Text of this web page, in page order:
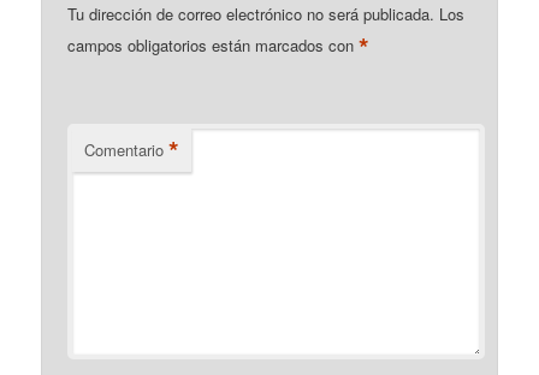
Tu dirección de correo electrónico no será publicada. Los
campos obligatorios están marcados con*
Comentario *